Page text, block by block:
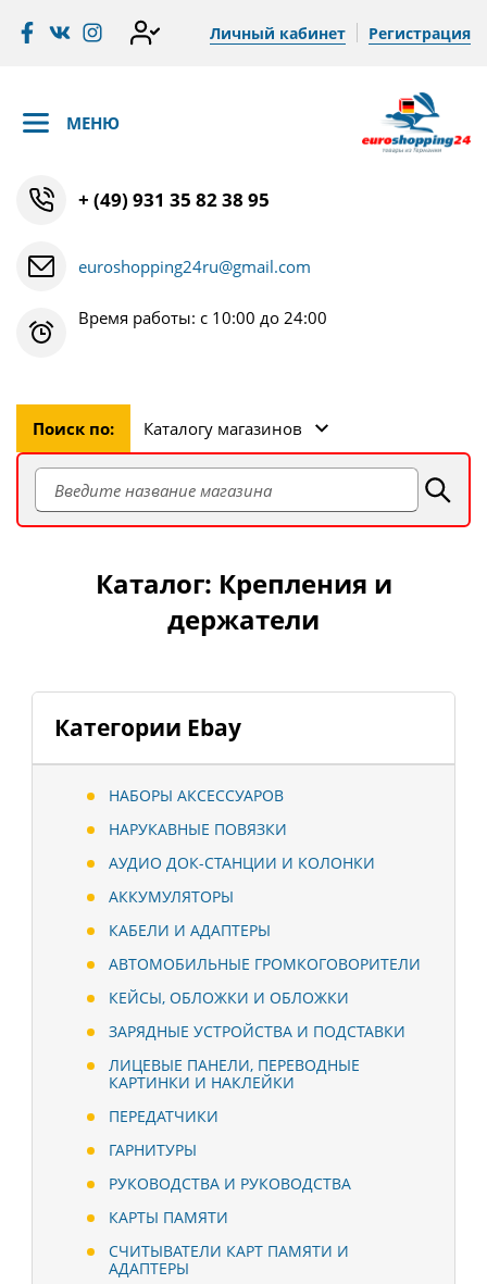
Личный кабинет Регистрация
МЕНЮ
+ (49) 931 35 82 38 95
euroshopping24ru@gmail.com
Время работы: с 10:00 до 24:00
Поиск по: Каталогу магазинов
Категории Ebay
НАБОРЫ АКСЕССУАРОВ
НАРУКАВНЫЕ ПОВЯЗКИ
АУДИО ДОК-СТАНЦИИ И КОЛОНКИ
АККУМУЛЯТОРЫ
КАБЕЛИ И АДАПТЕРЫ
АВТОМОБИЛЬНЫЕ ГРОМКОГОВОРИТЕЛИ
КЕЙСЫ, ОБЛОЖКИ И ОБЛОЖКИ
ЗАРЯДНЫЕ УСТРОЙСТВА И ПОДСТАВКИ
ЛИЦЕВЫЕ ПАНЕЛИ, ПЕРЕВОДНЫЕ
КАРТИНКИ И НАКЛЕЙКИ
ПЕРЕДАТЧИКИ
ГАРНИТУРЫ
РУКОВОДСТВА И РУКОВОДСТВА
КАРТЫ ПАМЯТИ
СЧИТЫВАТЕЛИ КАРТ ПАМЯТИ И
АДАПТЕРЫ
Каталог: Крепления и
держатели